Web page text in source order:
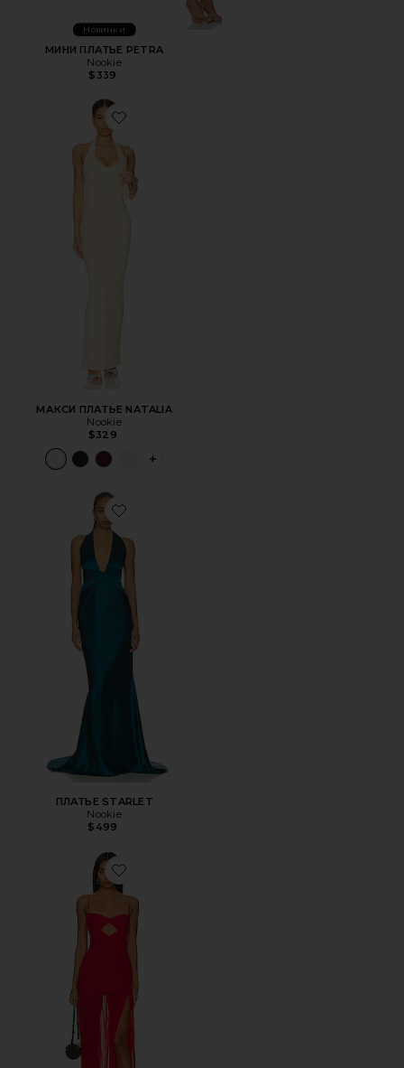
Новинки
МИНИ ПЛАТЬЕ PETRA
Nookie
$339
Favorite МАКСИ ПЛАТЬЕ NATALIA
МАКСИ ПЛАТЬЕ NATALIA
Nookie
$329
PLUS ICON TO SEE MORE OPTIONS
Favorite ПЛАТЬЕ STARLET
ПЛАТЬЕ STARLET
Nookie
$499
Favorite ВЕЧЕРНЕЕ ПЛАТЬЕ MONROE